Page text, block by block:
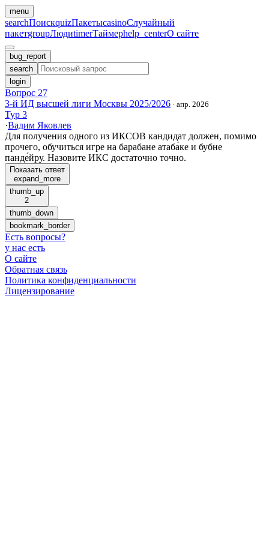
menu
searchПоискquizПакетыcasinoСлучайный
пакетgroupЛюдиtimerТаймерhelp_centerО сайте
bug_report
search
login
Вопрос 27
3-й ИД высшей лиги Москвы 2025/2026 · апр. 2026
Тур 3
·Вадим Яковлев
Для получения одного из ИКСОВ кандидат должен, помимо
прочего, обучиться игре на барабане атаба́ке и бубне
панде́йру. Назовите ИКС достаточно точно.
Показать ответ
expand_more
thumb_up
2
thumb_down
bookmark_border
Есть вопросы?
у нас есть
О сайте
Обратная связь
Политика конфиденциальности
Лицензирование